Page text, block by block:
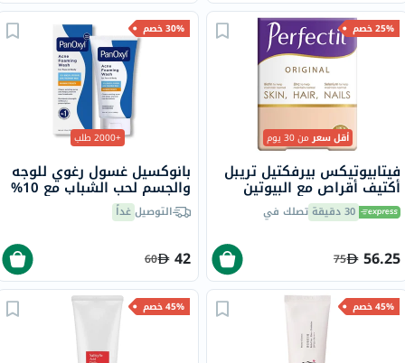
25% خصم
أقل سعرمن 30 يوم
فيتابيوتيكس بيرفكتيل تريبل
أكتيف أقراص مع البيوتين
والزنك والسيلينيوم للبشرة
والشعر والأظافر، 30 قرص
30 دقيقة تصلك في
56.25
75
30% خصم
+2000 طلب
بانوكسيل غسول رغوي للوجه
والجسم لحب الشباب مع 10%
بيروكسيد البنزويل 156 جرام
التوصيلغداً
42
60
45% خصم 45% خصم